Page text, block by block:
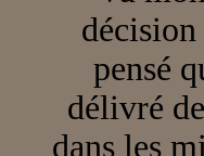
pensé
délivré
dans les